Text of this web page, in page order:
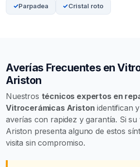
Parpadea Cristal roto
Averías Frecuentes en
Ariston
Nuestros técnicos expertos en
Vitrocerámicas Ariston identifican
averías con rapidez y garantía. Si su
Ariston presenta alguno de estos
visita sin compromiso.